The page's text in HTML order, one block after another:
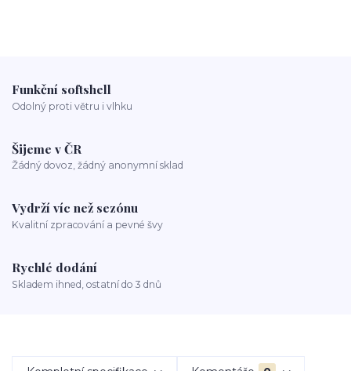
Funkční softshell
Odolný proti větru i vlhku
Šijeme v ČR
Žádný dovoz, žádný anonymní sklad
Vydrží víc než sezónu
Kvalitní zpracování a pevné švy
Rychlé dodání
Skladem ihned, ostatní do 3 dnů